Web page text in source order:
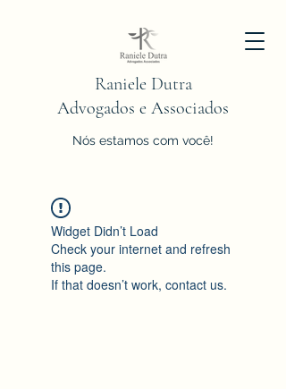
Raniele Dutra
Advogados e Associados
Nós estamos com você!
Widget Didn’t Load
Check your internet and refresh
this page.
If that doesn’t work, contact us.